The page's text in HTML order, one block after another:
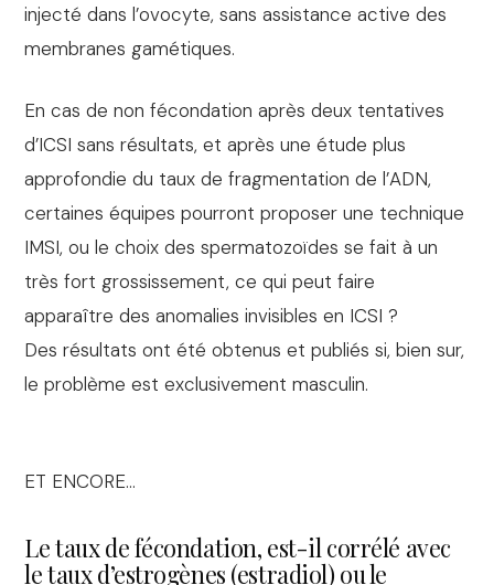
injecté dans l’ovocyte, sans assistance active des
membranes gamétiques.
En cas de non fécondation après deux tentatives
d’ICSI sans résultats, et après une étude plus
approfondie du taux de fragmentation de l’ADN,
certaines équipes pourront proposer une technique
IMSI, ou le choix des spermatozoïdes se fait à un
très fort grossissement, ce qui peut faire
apparaître des anomalies invisibles en ICSI ?
Des résultats ont été obtenus et publiés si, bien sur,
le problème est exclusivement masculin.
ET ENCORE…
Le taux de fécondation, est-il corrélé avec
le taux d’estrogènes (estradiol) ou le